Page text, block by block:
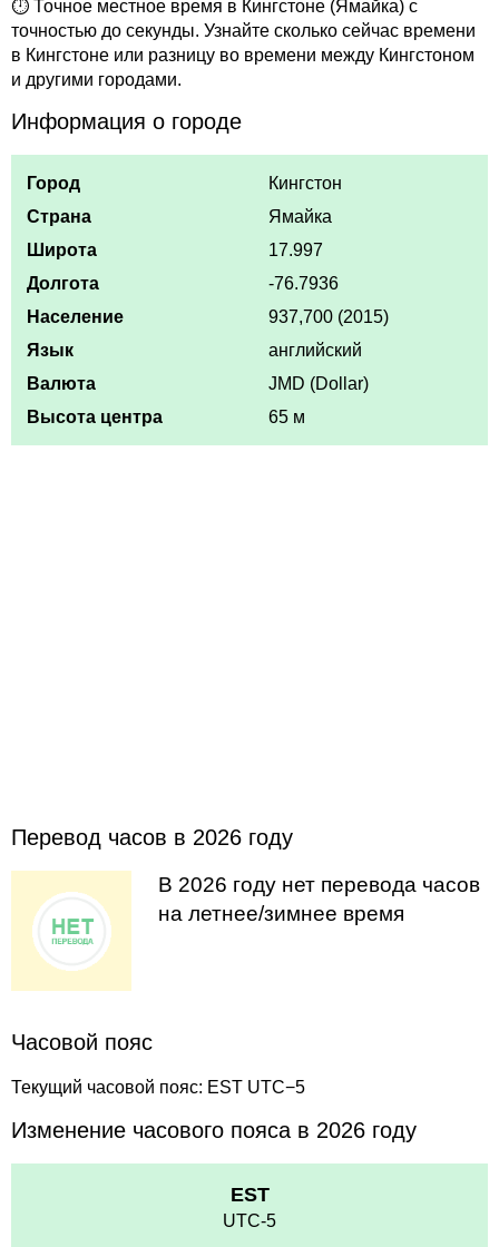
⏱ Точное местное время в Кингстоне (Ямайка) с
точностью до секунды. Узнайте сколько сейчас времени
в Кингстоне или разницу во времени между Кингстоном
и другими городами.
Информация о городе
Город
Кингстон
Страна
Ямайка
Широта
17.997
Долгота
-76.7936
Население
937,700 (2015)
Язык
английский
Валюта
JMD (Dollar)
Высота центра
65 м
Перевод часов в 2026 году
В 2026 году нет перевода часов
на летнее/зимнее время
Часовой пояс
Текущий часовой пояс: EST UTC−5
Изменение часового пояса в 2026 году
EST
UTC-5